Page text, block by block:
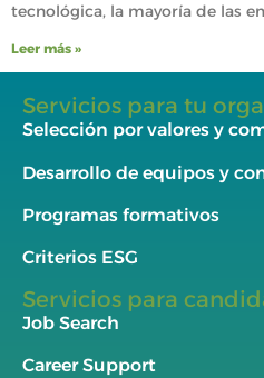
tecnológica, la mayoría de las
Leer más »
Servicios para tu
Selección por valores y
Desarrollo de equipos y
Programas formativos
Criterios ESG
Servicios para
Job Search
Career Support